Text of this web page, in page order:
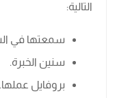
التالية:
سمعتها في
سنين الخبرة.
بروفايل عملها.